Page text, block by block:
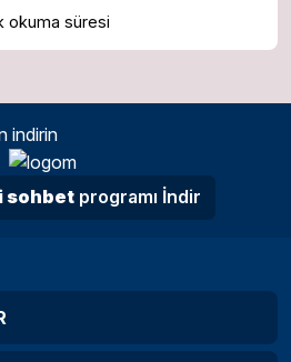
okuma süresi
indirin
sohbet programı İndir